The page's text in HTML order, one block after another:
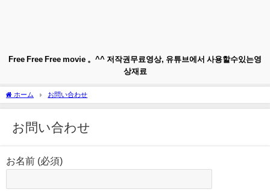
Free Free Free movie 。^^ 저작권무료영상, 유튜브에서 사용할수있는영
상재료
ホーム お問い合わせ
お問い合わせ
お名前 (必須)